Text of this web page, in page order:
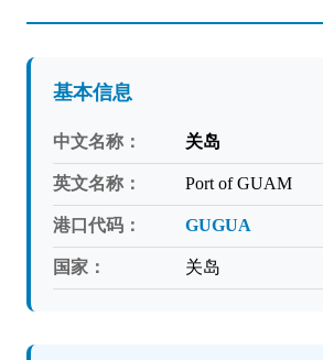
基本信息
中文名称： 关岛
英文名称： Port of GUAM
港口代码： GUGUA
国家： 关岛